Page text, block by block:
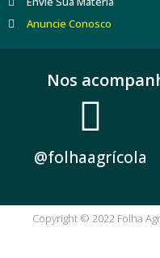
Anuncie Conosco
Nos
@folhaagrícola
Copyright © 2022 Folha